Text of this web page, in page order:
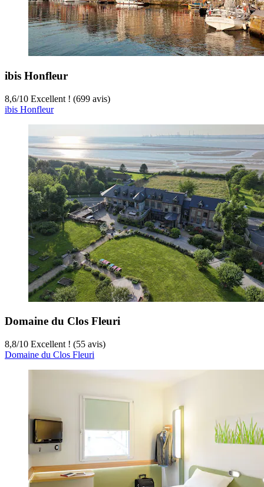
ibis Honfleur
8,6/10 Excellent ! (699 avis)
ibis Honfleur
Domaine du Clos Fleuri
8,8/10 Excellent ! (55 avis)
Domaine du Clos Fleuri